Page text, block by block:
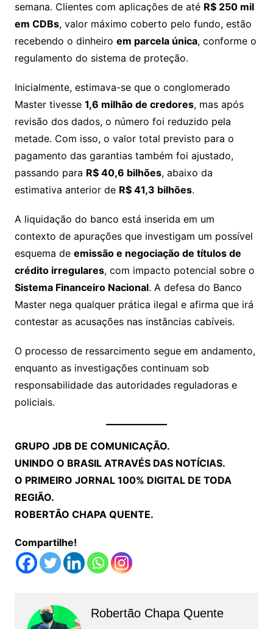
semana. Clientes com aplicações de até R$ 250 mil
em CDBs, valor máximo coberto pelo fundo, estão
recebendo o dinheiro em parcela única, conforme o
regulamento do sistema de proteção.
Inicialmente, estimava-se que o conglomerado
Master tivesse 1,6 milhão de credores, mas após
revisão dos dados, o número foi reduzido pela
metade. Com isso, o valor total previsto para o
pagamento das garantias também foi ajustado,
passando para R$ 40,6 bilhões, abaixo da
estimativa anterior de R$ 41,3 bilhões.
A liquidação do banco está inserida em um
contexto de apurações que investigam um possível
esquema de emissão e negociação de títulos de
crédito irregulares, com impacto potencial sobre o
Sistema Financeiro Nacional. A defesa do Banco
Master nega qualquer prática ilegal e afirma que irá
contestar as acusações nas instâncias cabíveis.
O processo de ressarcimento segue em andamento,
enquanto as investigações continuam sob
responsabilidade das autoridades reguladoras e
policiais.
GRUPO JDB DE COMUNICAÇÃO.
UNINDO O BRASIL ATRAVÉS DAS NOTÍCIAS.
O PRIMEIRO JORNAL 100% DIGITAL DE TODA
REGIÃO.
ROBERTÃO CHAPA QUENTE.
Compartilhe!
Robertão Chapa Quente